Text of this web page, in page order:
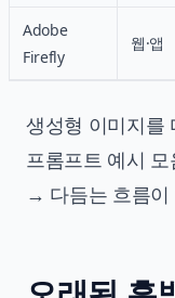
Adobe
Firefly
웹·앱
생성형 이미지를
프롬프트 예시 모
→ 다듬는 흐름이